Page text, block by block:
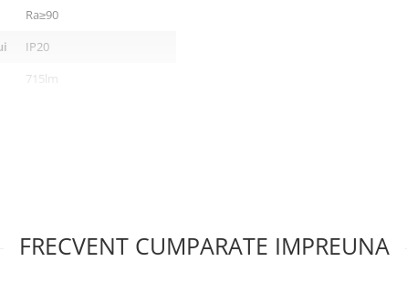
Ra≥90
IP20
715lm
SandBlack
FRECVENT CUMPARATE IMPREUNA